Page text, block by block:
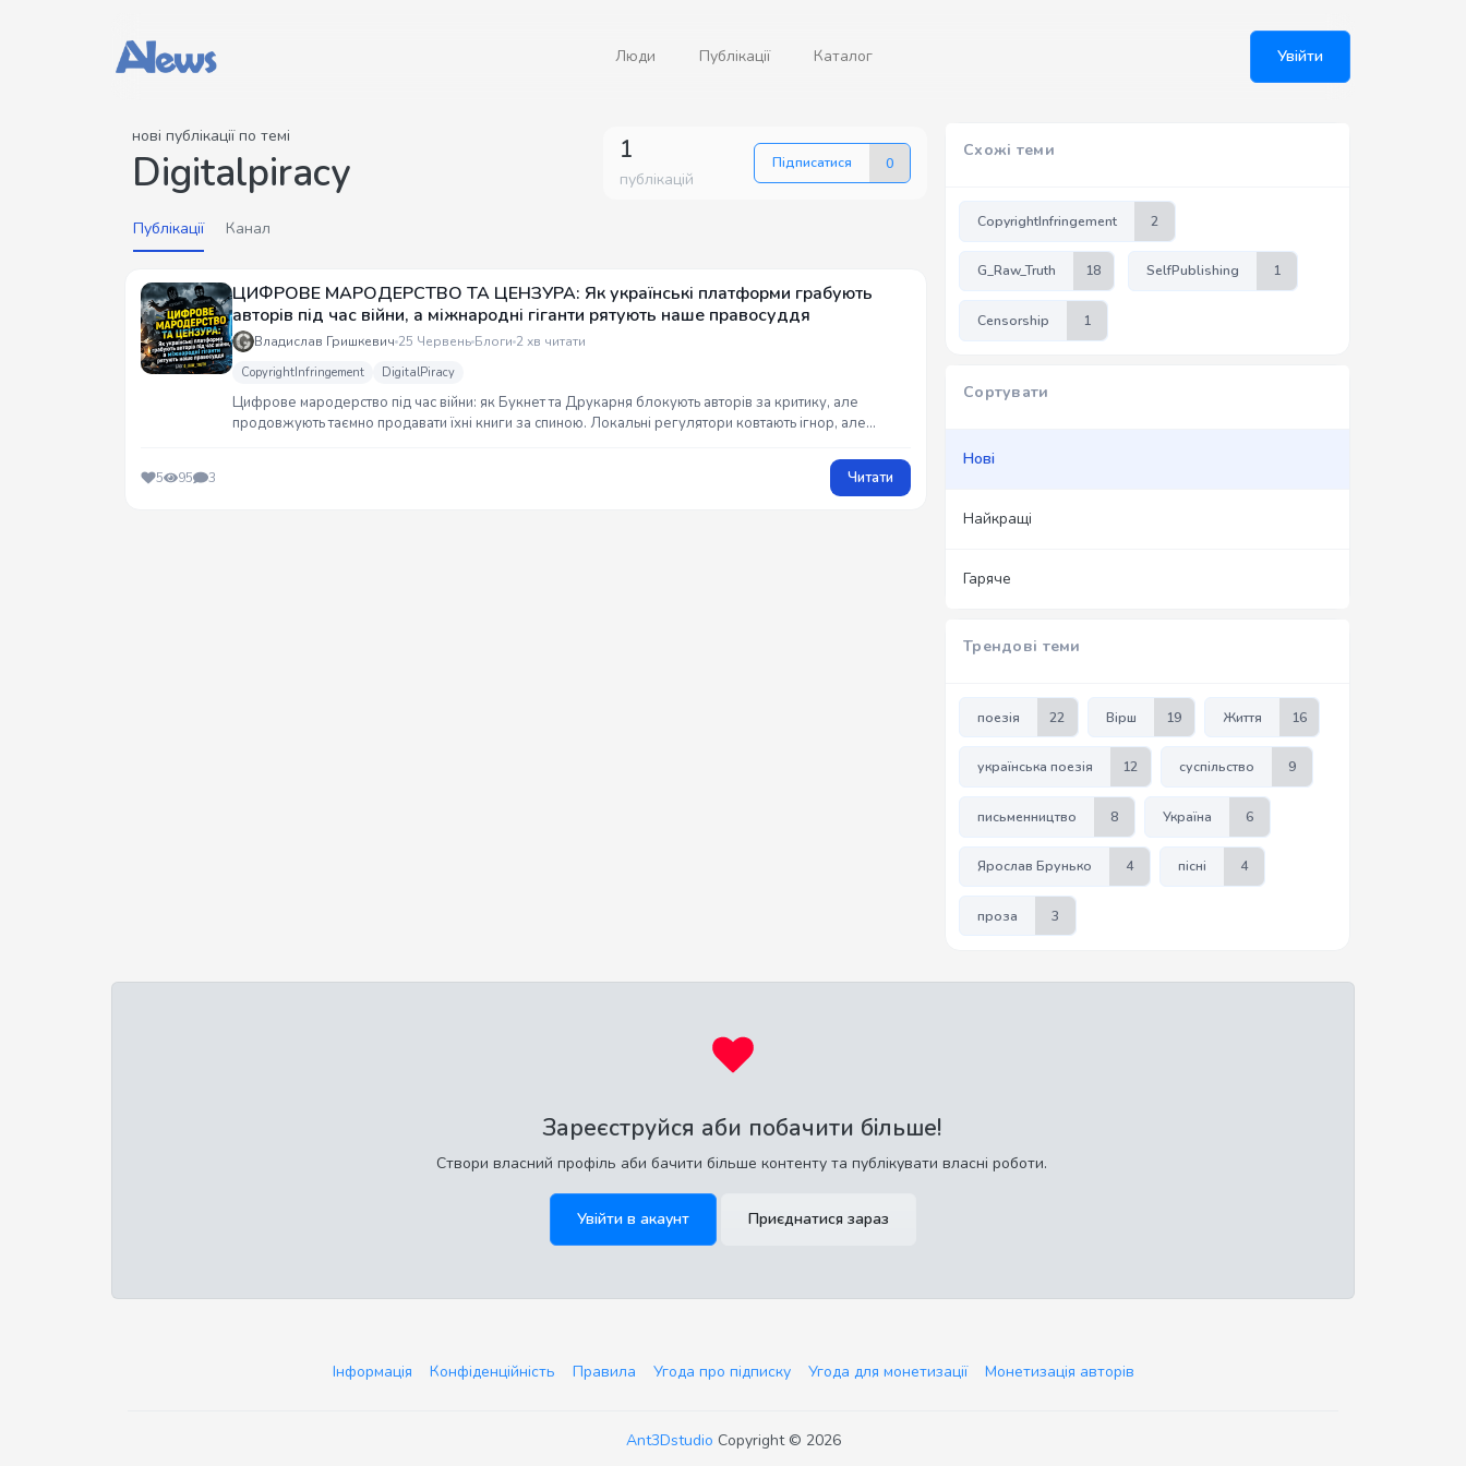
Люди Публікації Каталог Увійти
нові публікації по темі
Digitalpiracy 1
публікацій
Підписатися 0
Публікації Канал
ЦИФРОВЕ МАРОДЕРСТВО ТА ЦЕНЗУРА: Як українські платформи грабують
авторів під час війни, а міжнародні гіганти рятують наше правосуддя
Владислав Гришкевич 25 Червень Блоги 2 хв читати
CopyrightInfringement DigitalPiracy
Цифрове мародерство під час війни: як Букнет та Друкарня блокують авторів за критику, але
продовжують таємно продавати їхні книги за спиною. Локальні регулятори ковтають ігнор, але
5 95 3 Читати
Схожі теми
CopyrightInfringement 2
G_Raw_Truth 18 SelfPublishing 1
Censorship 1
Сортувати
Нові
Найкращі
Гаряче
Трендові теми
поезія 22 Вірш 19 Життя 16
українська поезія 12 суспільство 9
письменництво 8 Україна 6
Ярослав Брунько 4 пісні 4
проза 3
Зареєструйся аби побачити більше!
Створи власний профіль аби бачити більше контенту та публікувати власні роботи.
Увійти в акаунт Приєднатися зараз
Інформація Конфіденційність Правила Угода про підписку Угода для монетизації Монетизація авторів
Ant3Dstudio Copyright © 2026